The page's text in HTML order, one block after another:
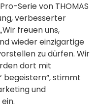
Serie von THOMAS
verbesserter
freuen uns,
wieder einzigartige
zu dürfen. Wir
dort mit
begeistern“, stimmt
und